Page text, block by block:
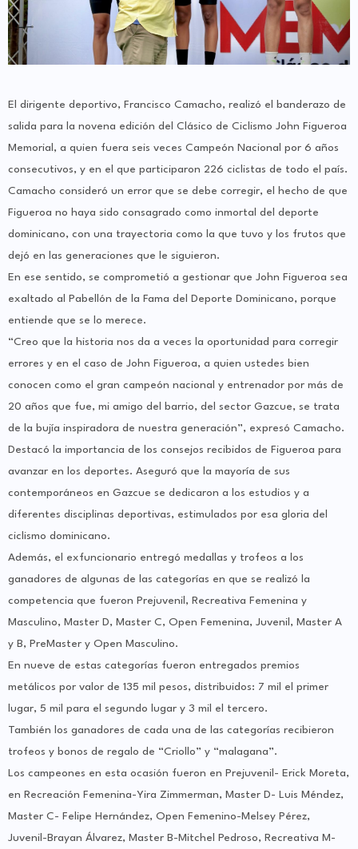
El dirigente deportivo, Francisco Camacho, realizó el banderazo de
salida para la novena edición del Clásico de Ciclismo John Figueroa
Memorial, a quien fuera seis veces Campeón Nacional por 6 años
consecutivos, y en el que participaron 226 ciclistas de todo el país.
Camacho consideró un error que se debe corregir, el hecho de que
Figueroa no haya sido consagrado como inmortal del deporte
dominicano, con una trayectoria como la que tuvo y los frutos que
dejó en las generaciones que le siguieron.
En ese sentido, se comprometió a gestionar que John Figueroa sea
exaltado al Pabellón de la Fama del Deporte Dominicano, porque
entiende que se lo merece.
“Creo que la historia nos da a veces la oportunidad para corregir
errores y en el caso de John Figueroa, a quien ustedes bien
conocen como el gran campeón nacional y entrenador por más de
20 años que fue, mi amigo del barrio, del sector Gazcue, se trata
de la bujía inspiradora de nuestra generación”, expresó Camacho.
Destacó la importancia de los consejos recibidos de Figueroa para
avanzar en los deportes. Aseguró que la mayoría de sus
contemporáneos en Gazcue se dedicaron a los estudios y a
diferentes disciplinas deportivas, estimulados por esa gloria del
ciclismo dominicano.
Además, el exfuncionario entregó medallas y trofeos a los
ganadores de algunas de las categorías en que se realizó la
competencia que fueron Prejuvenil, Recreativa Femenina y
Masculino, Master D, Master C, Open Femenina, Juvenil, Master A
y B, PreMaster y Open Masculino.
En nueve de estas categorías fueron entregados premios
metálicos por valor de 135 mil pesos, distribuidos: 7 mil el primer
lugar, 5 mil para el segundo lugar y 3 mil el tercero.
También los ganadores de cada una de las categorías recibieron
trofeos y bonos de regalo de “Criollo” y “malagana”.
Los campeones en esta ocasión fueron en Prejuvenil- Erick Moreta,
en Recreación Femenina-Yira Zimmerman, Master D- Luis Méndez,
Master C- Felipe Hernández, Open Femenino-Melsey Pérez,
Juvenil-Brayan Álvarez, Master B-Mitchel Pedroso, Recreativa M-